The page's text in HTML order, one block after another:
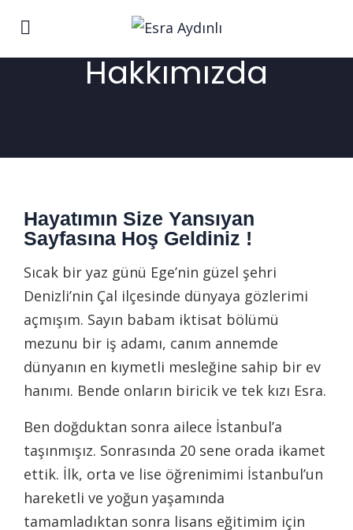
Hakkımızda
Hayatımın Size Yansıyan
Sayfasına Hoş Geldiniz !
Sıcak bir yaz günü Ege’nin güzel şehri
Denizli’nin Çal ilçesinde dünyaya gözlerimi
açmışım. Sayın babam iktisat bölümü
mezunu bir iş adamı, canım annemde
dünyanın en kıymetli mesleğine sahip bir ev
hanımı. Bende onların biricik ve tek kızı Esra.
Ben doğduktan sonra ailece İstanbul’a
taşınmışız. Sonrasında 20 sene orada ikamet
ettik. İlk, orta ve lise öğrenimimi İstanbul’un
hareketli ve yoğun yaşamında
tamamladıktan sonra lisans eğitimim için